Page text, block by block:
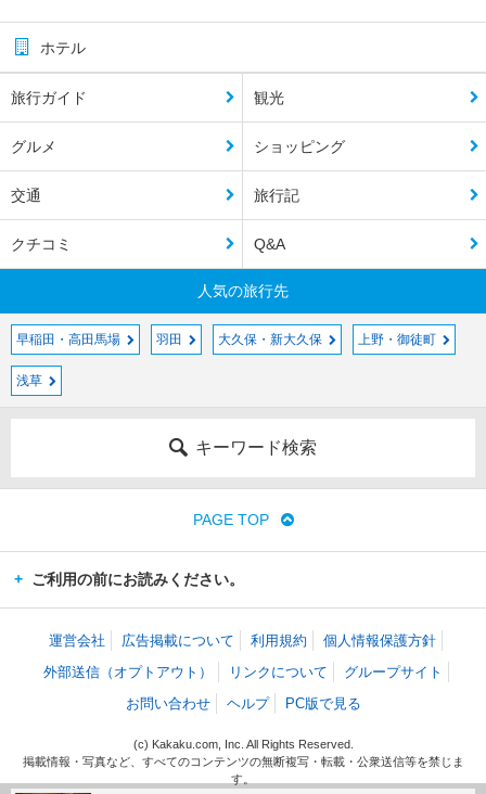
ホテル
旅行ガイド 観光
グルメ ショッピング
交通 旅行記
クチコミ Q&A
人気の旅行先
早稲田・高田馬場 羽田 大久保・新大久保 上野・御徒町
浅草
キーワード検索
PAGE TOP
ご利用の前にお読みください。
運営会社 広告掲載について 利用規約
個人情報保護方針
外部送信（オプトアウト）
リンクについて
グループサイト
お問い合わせ
ヘルプ PC版で見る
(c) Kakaku.com, Inc. All Rights Reserved.
掲載情報・写真など、すべてのコンテンツの無断複写・転載・公衆送信等を禁じま
す。